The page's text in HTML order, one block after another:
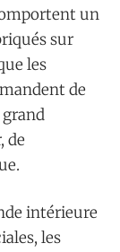
un
sur
les
de
de
intérieure
les